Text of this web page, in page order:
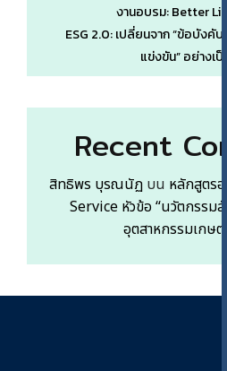
งานอบรม: Better
ESG 2.0: เปลี่ยนจาก “ข้อบังคับ
แข่งขัน” อย่างเป็
Recent
สิทธิพร บุรณนัฏ บน หลักสูตรอ
Service หัวข้อ “นวัตกรรมสั
อุตสาหกรรมเกษต